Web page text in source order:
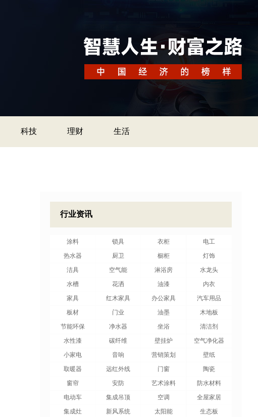
科技 理财 生活
行业资讯
涂料 锁具 衣柜
电工
热水器
厨卫 橱柜
灯饰
洁具
空气能 淋浴房
水龙头
水槽
花洒 油漆
内衣
家具
红木家具 办公家具
汽车用品
板材
门业 油墨
木地板
节能环保
净水器 坐浴
清洁剂
水性漆
碳纤维 壁挂炉
空气净化器
小家电
音响 营销策划
壁纸
取暖器
远红外线 门窗
陶瓷
窗帘
安防 艺术涂料
防水材料
电动车
集成吊顶 空调
全屋家居
集成灶
新风系统 太阳能
生态板